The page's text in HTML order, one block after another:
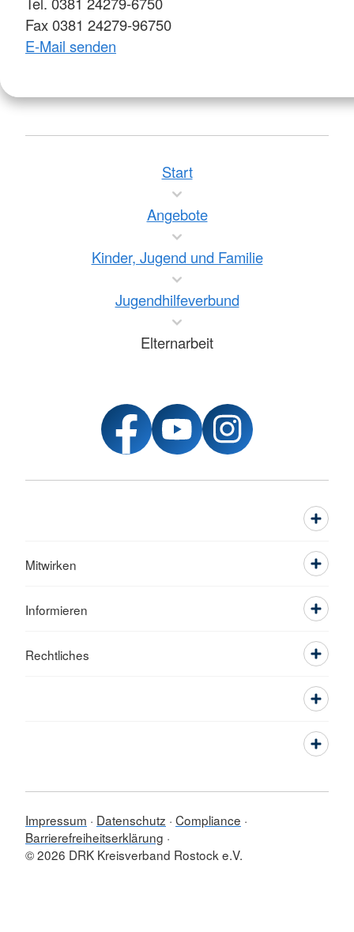
Fax 0381 24279-96750
E-Mail senden
Start
Angebote
Kinder, Jugend und Familie
Jugendhilfeverbund
Elternarbeit
Mitwirken
Informieren
Rechtliches
Impressum Datenschutz Compliance
Barrierefreiheitserklärung
© 2026 DRK Kreisverband Rostock e.V.